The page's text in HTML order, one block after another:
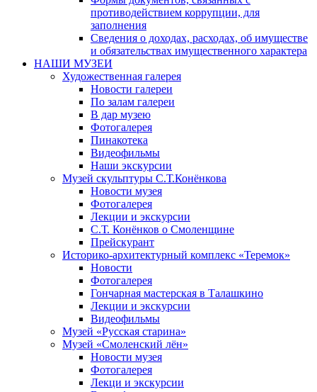
противодействием коррупции, для
заполнения
Сведения о доходах, расходах, об имуществе
и обязательствах имущественного характера
НАШИ МУЗЕИ
Художественная галерея
Новости галереи
По залам галереи
В дар музею
Фотогалерея
Пинакотека
Видеофильмы
Наши экскурсии
Музей скульптуры С.Т.Конёнкова
Новости музея
Фотогалерея
Лекции и экскурсии
С.Т. Конёнков о Смоленщине
Прейскурант
Историко-архитектурный комплекс «Теремок»
Новости
Фотогалерея
Гончарная мастерская в Талашкино
Лекции и экскурсии
Видеофильмы
Музей «Русская старина»
Музей «Смоленский лён»
Новости музея
Фотогалерея
Лекци и экскурсии